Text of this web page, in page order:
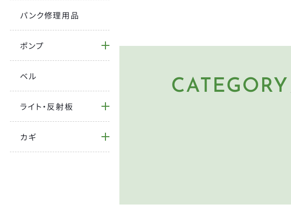
パンク修理用品
ポンプ
ベル
ライト・反射板
カギ
CATEGORY
HELMET